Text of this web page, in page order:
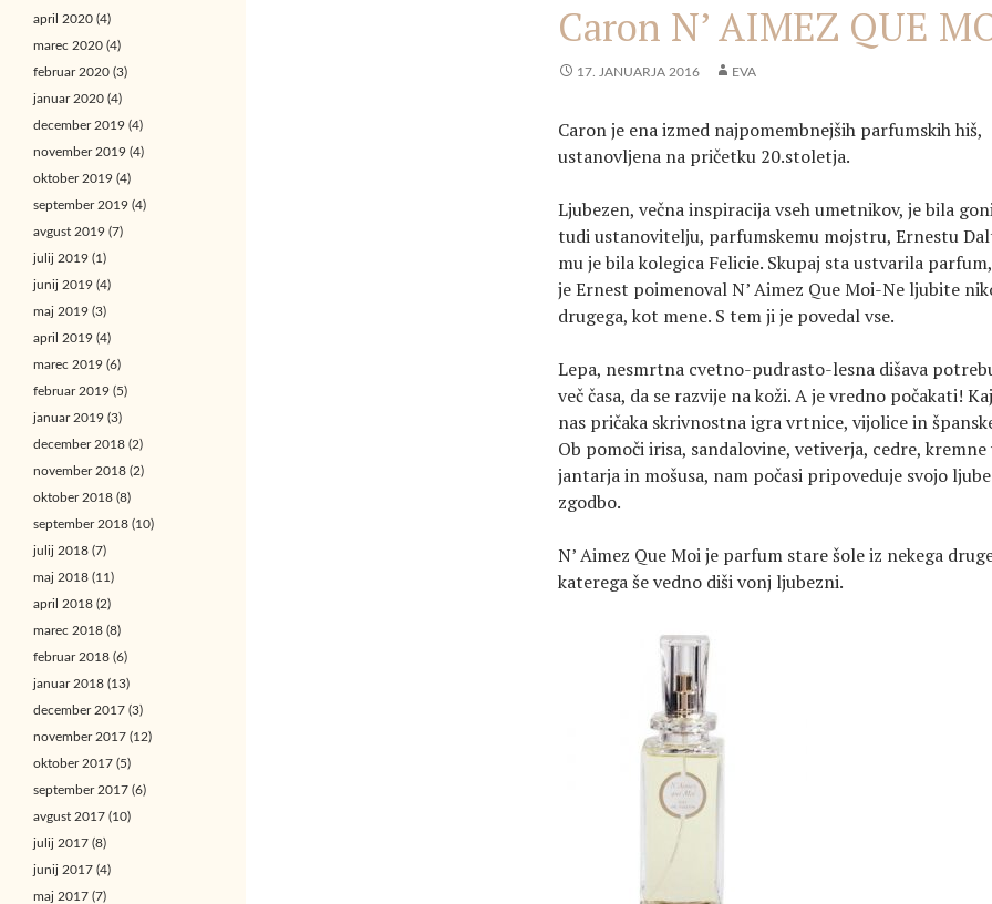
Caron N’ AIMEZ QUE
17. JANUARJA 2016 EVA
Caron je ena izmed najpomembnejših parfumskih hiš,
ustanovljena na pričetku 20.stoletja.
Ljubezen, večna inspiracija vseh umetnikov, je bila
tudi ustanovitelju, parfumskemu mojstru, Ernestu
mu je bila kolegica Felicie. Skupaj sta ustvarila
je Ernest poimenoval N’ Aimez Que Moi-Ne ljubite
drugega, kot mene. S tem ji je povedal vse.
Lepa, nesmrtna cvetno-pudrasto-lesna dišava
več časa, da se razvije na koži. A je vredno počakati!
nas pričaka skrivnostna igra vrtnice, vijolice in
Ob pomoči irisa, sandalovine, vetiverja, cedre, kremne
jantarja in mošusa, nam počasi pripoveduje svojo
zgodbo.
N’ Aimez Que Moi je parfum stare šole iz nekega
katerega še vedno diši vonj ljubezni.
april 2020 (4)
marec 2020 (4)
februar 2020 (3)
januar 2020 (4)
december 2019 (4)
november 2019 (4)
oktober 2019 (4)
september 2019 (4)
avgust 2019 (7)
julij 2019 (1)
junij 2019 (4)
maj 2019 (3)
april 2019 (4)
marec 2019 (6)
februar 2019 (5)
januar 2019 (3)
december 2018 (2)
november 2018 (2)
oktober 2018 (8)
september 2018 (10)
julij 2018 (7)
maj 2018 (11)
april 2018 (2)
marec 2018 (8)
februar 2018 (6)
januar 2018 (13)
december 2017 (3)
november 2017 (12)
oktober 2017 (5)
september 2017 (6)
avgust 2017 (10)
julij 2017 (8)
junij 2017 (4)
maj 2017 (7)